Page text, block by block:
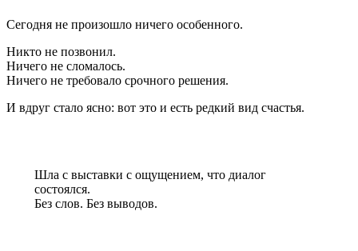
Сегодня не произошло ничего особенного.
Никто не позвонил.
Ничего не сломалось.
Ничего не требовало срочного решения.
И вдруг стало ясно: вот это и есть редкий вид счастья.
Шла с выставки с ощущением, что диалог
состоялся.
Без слов. Без выводов.